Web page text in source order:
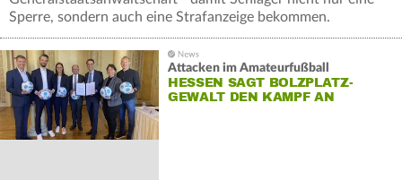
Sperre, sondern auch eine Strafanzeige bekommen.
Attacken im Amateurfußball
HESSEN SAGT BOLZPLATZ-
GEWALT DEN KAMPF AN